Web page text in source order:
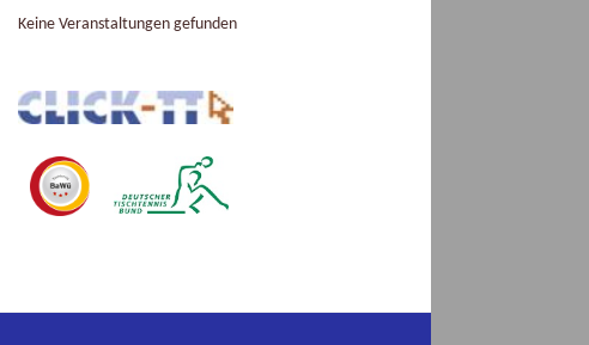
Keine Veranstaltungen gefunden